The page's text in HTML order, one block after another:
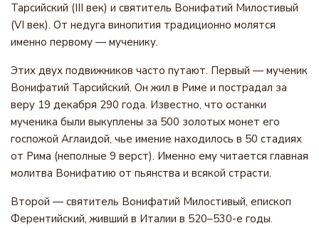
Тарсийский (III век) и святитель Вонифатий Милостивый
(VI век). От недуга винопития традиционно молятся
именно первому — мученику.
Этих двух подвижников часто путают. Первый — мученик
Вонифатий Тарсийский. Он жил в Риме и пострадал за
веру 19 декабря 290 года. Известно, что останки
мученика были выкуплены за 500 золотых монет его
госпожой Аглаидой, чье имение находилось в 50 стадиях
от Рима (неполные 9 верст). Именно ему читается главная
молитва Вонифатию от пьянства и всякой страсти.
Второй — святитель Вонифатий Милостивый, епископ
Ферентийский, живший в Италии в 520–530-е годы.